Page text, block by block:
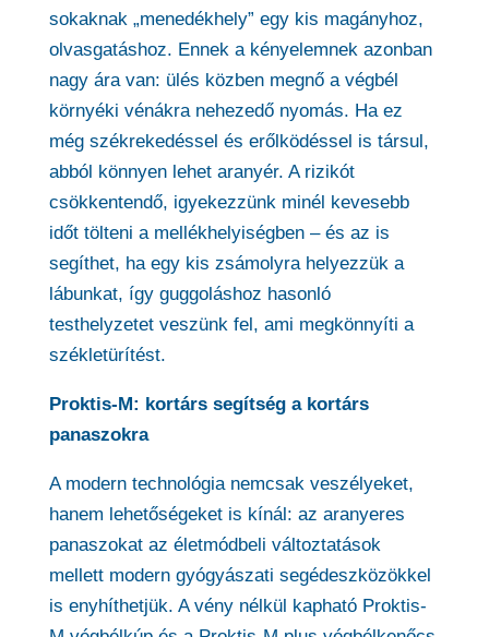
sokaknak „menedékhely” egy kis magányhoz,
olvasgatáshoz. Ennek a kényelemnek azonban
nagy ára van: ülés közben megnő a végbél
környéki vénákra nehezedő nyomás. Ha ez
még székrekedéssel és erőlködéssel is társul,
abból könnyen lehet aranyér. A rizikót
csökkentendő, igyekezzünk minél kevesebb
időt tölteni a mellékhelyiségben – és az is
segíthet, ha egy kis zsámolyra helyezzük a
lábunkat, így guggoláshoz hasonló
testhelyzetet veszünk fel, ami megkönnyíti a
székletürítést.
Proktis-M: kortárs segítség a kortárs
panaszokra
A modern technológia nemcsak veszélyeket,
hanem lehetőségeket is kínál: az aranyeres
panaszokat az életmódbeli változtatások
mellett modern gyógyászati segédeszközökkel
is enyhíthetjük. A vény nélkül kapható Proktis-